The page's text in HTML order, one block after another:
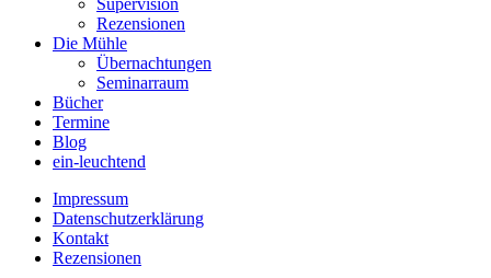
Supervision
Rezensionen
Die Mühle
Übernachtungen
Seminarraum
Bücher
Termine
Blog
ein-leuchtend
Impressum
Datenschutzerklärung
Kontakt
Rezensionen